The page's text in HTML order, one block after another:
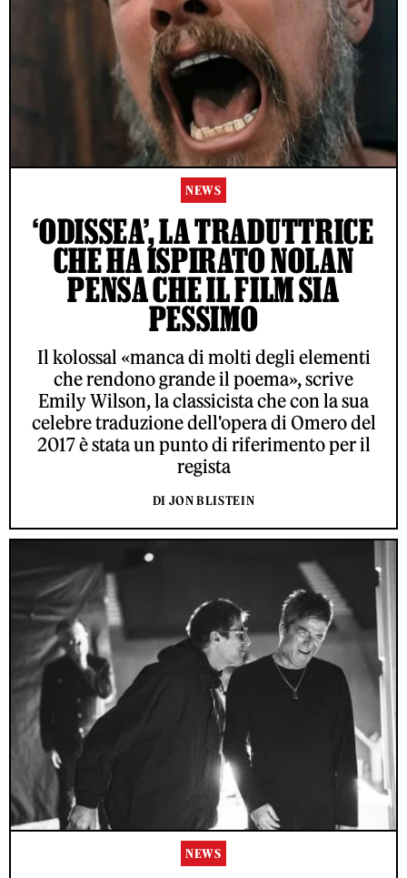
NEWS
‘ODISSEA’, LA TRADUTTRICE
CHE HA ISPIRATO NOLAN
PENSA CHE IL FILM SIA
PESSIMO
Il kolossal «manca di molti degli elementi
che rendono grande il poema», scrive
Emily Wilson, la classicista che con la sua
celebre traduzione dell'opera di Omero del
2017 è stata un punto di riferimento per il
regista
DI JON BLISTEIN
NEWS